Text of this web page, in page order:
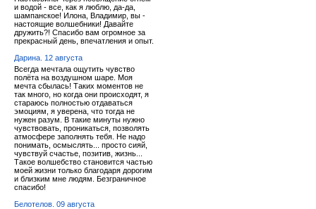
и водой - все, как я люблю, да-да,
шампанское! Илона, Владимир, вы -
настоящие волшебники! Давайте
дружить?! Спасибо вам огромное за
прекрасный день, впечатления и опыт.
Дарина. 12 августа
Всегда мечтала ощутить чувство
полёта на воздушном шаре. Моя
мечта сбылась! Таких моментов не
так много, но когда они происходят, я
стараюсь полностью отдаваться
эмоциям, я уверена, что тогда не
нужен разум. В такие минуты нужно
чувствовать, проникаться, позволять
атмосфере заполнять тебя. Не надо
понимать, осмыслять... просто сияй,
чувствуй счастье, позитив, жизнь...
Такое волшебство становится частью
моей жизни только благодаря дорогим
и близким мне людям. Безграничное
спасибо!
Белотелов. 09 августа